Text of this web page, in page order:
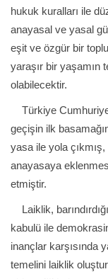
hukuk kuralları ile
anayasal ve yasal
eşit ve özgür bir
yaraşır bir yaşamın
olabilecektir.
Türkiye
geçişin ilk
yasa ile yola
anayasaya
etmiştir.
Laiklik,
kabulü ile
inançlar karşısında
temelini laiklik